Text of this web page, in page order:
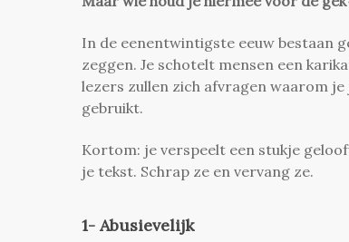
In de eenentwintigste eeuw bestaan
zeggen. Je schotelt mensen een
lezers zullen zich afvragen waarom
gebruikt.
Kortom: je verspeelt een stukje
je tekst. Schrap ze en vervang ze.
1- Abusievelijk